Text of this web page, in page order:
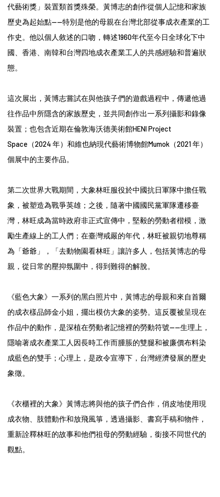
代藝術獎」裝置類首獎殊榮。黃博志的創作從個人記憶和家族
歷史為起始點——特別是他的母親在台灣北部從事成衣產業的工
作史。他以個人敘述的口吻，轉述1960年代至今日全球化下中
國、香港、南韓和台灣四地成衣產業工人的共感經驗和普遍狀
態。
這次展出，黃博志嘗試在與他孩子們的遊戲過程中，傳遞他過
往作品中所隱含的家族歷史，並共同創作出一系列攝影和錄像
裝置；也包含近期在倫敦海沃德美術館HENI Project
Space（2024 年）和維也納現代藝術博物館Mumok（2021 年）
個展中的主要作品。
第二次世界大戰期間，大象林旺服役於中國抗日軍隊中擔任戰
象，被塑造為戰爭英雄；之後，隨著中國國民黨軍隊遷移臺
灣，林旺成為當時政府非正式宣傳中，堅毅的勞動者楷模，激
勵生產線上的工人們；在臺灣戒嚴的年代，林旺被親切地尊稱
為「爺爺」，「去動物園看林旺」讓許多人，包括黃博志的母
親，從日常的壓抑氛圍中，得到難得的解脫。
《藍色大象》一系列的黑白照片中，黃博志的母親和來自首爾
的成衣樣品師金小姐，擺出模仿大象的姿勢。這反覆被呈現在
作品中的動作，是深植在勞動者記憶裡的勞動符號——生理上，
隱喻著成衣產業工人因長時工作而腫脹的雙腿和被廉價布料染
成藍色的雙手；心理上，是政令宣導下，台灣經濟發展的歷史
象徵。
《衣櫃裡的大象》黃博志將與他的孩子們合作，俏皮地使用現
成衣物、肢體動作和放飛風箏，透過攝影、書寫手稿和物件，
重新詮釋林旺的故事和他們祖母的勞動經驗，銜接不同世代的
觀點。